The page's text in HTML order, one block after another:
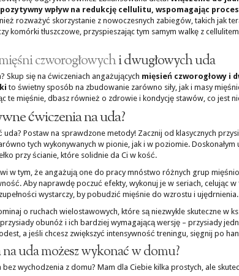
pozytywny wpływ na redukcję cellulitu, wspomagając
rozważyć skorzystanie z nowoczesnych zabiegów, takich jak
komórki tłuszczowe, przyspieszając tym samym walkę z
czworogłowychi dwugłowych uda
Skup się na ćwiczeniach angażujących mięsień czworogłowy i
to świetny sposób na zbudowanie zarówno siły, jak i masy
te mięśnie, dbasz również o zdrowie i kondycję stawów, co jest
ćwiczenia na uda?
uda? Postaw na sprawdzone metody! Zacznij od klasycznych
tych wykonywanych w pionie, jak i w poziomie. Doskonałym
przy ścianie, które solidnie da Ci w kość.
w tym, że angażują one do pracy mnóstwo różnych grup
Aby naprawdę poczuć efekty, wykonuj je w seriach, celując w
wystarczy, by pobudzić mięśnie do wzrostu i ujędrnienia.
o ruchach wielostawowych, które są niezwykle skuteczne w
obunóż i ich bardziej wymagającą wersję – przysiady
a jeśli chcesz zwiększyć intensywność treningu, sięgnij po
na uda możesz wykonać w domu?
bez wychodzenia z domu? Mam dla Ciebie kilka prostych, ale